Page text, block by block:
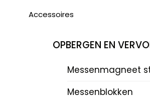
Accessoires
OPBERGEN EN
Messenmagneet
Messenblokken